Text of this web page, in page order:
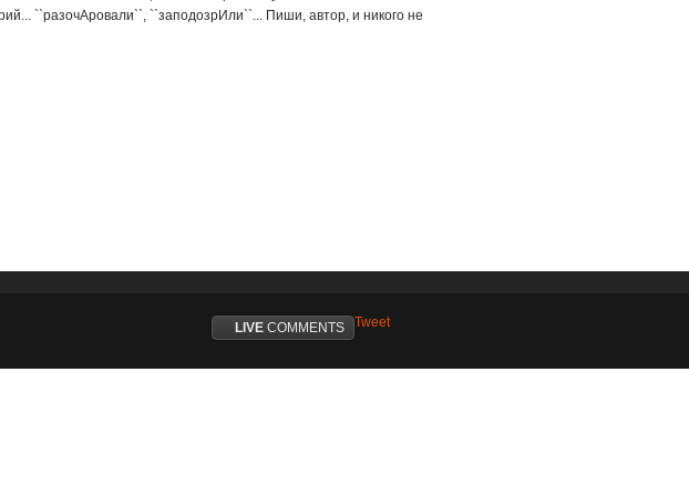
``разочAровали``, ``заподозрИли``... Пиши, автор, и никого не
Tweet
LIVE COMMENTS